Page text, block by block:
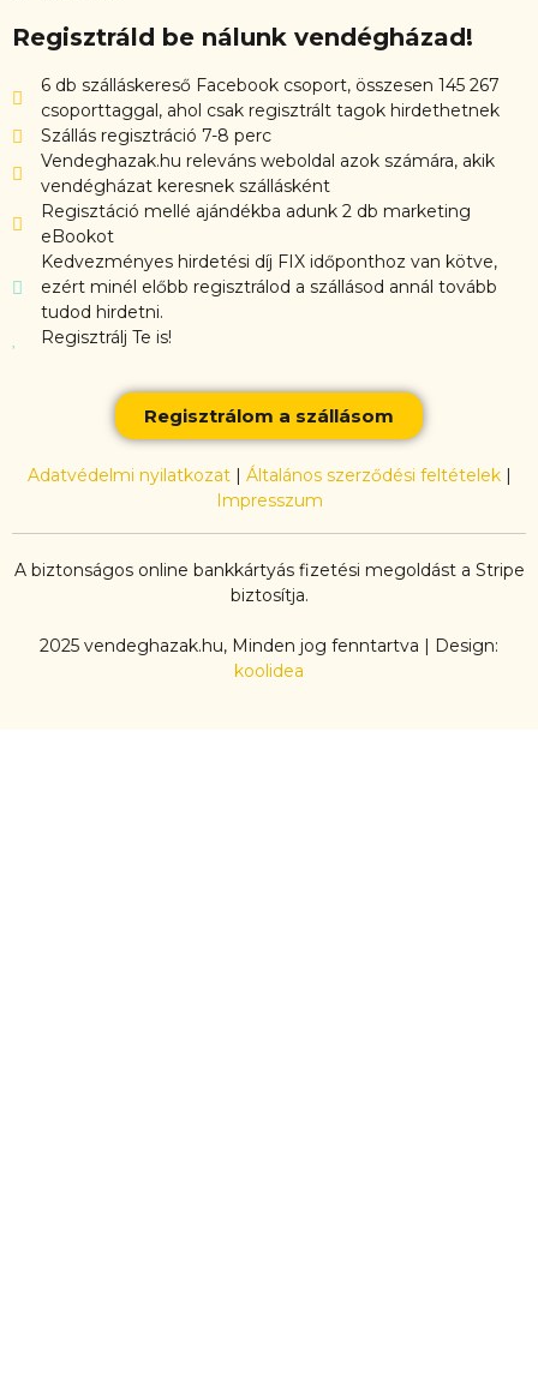
Regisztráld be nálunk vendégházad!
6 db szálláskereső Facebook csoport, összesen 145 267
csoporttaggal, ahol csak regisztrált tagok hirdethetnek
Szállás regisztráció 7-8 perc
Vendeghazak.hu releváns weboldal azok számára, akik
vendégházat keresnek szállásként
Regisztáció mellé ajándékba adunk 2 db marketing
eBookot
Kedvezményes hirdetési díj FIX időponthoz van kötve,
ezért minél előbb regisztrálod a szállásod annál tovább
tudod hirdetni.
Regisztrálj Te is!
Regisztrálom a szállásom
Adatvédelmi nyilatkozat| Általános szerződési feltételek|
Impresszum
A biztonságos online bankkártyás fizetési megoldást a Stripe
biztosítja.
2025 vendeghazak.hu, Minden jog fenntartva | Design:
koolidea